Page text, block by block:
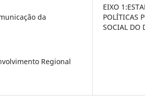
da
Regional
EIXO
POLÍTICAS
SOCIAL DO